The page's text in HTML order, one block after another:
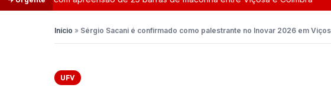
Início » Sérgio Sacani é confirmado como palestrante no Inovar 2026 em
UFV